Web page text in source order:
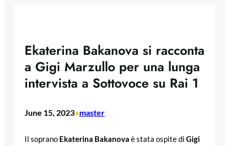
Ekaterina Bakanova si racconta
a Gigi Marzullo per una lunga
intervista a Sottovoce su Rai 1
June 15, 2023•master
Il soprano Ekaterina Bakanova è stata ospite di Gigi